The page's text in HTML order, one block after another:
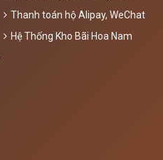
Thanh toán hộ Alipay, WeChat
Hệ Thống Kho Bãi Hoa Nam